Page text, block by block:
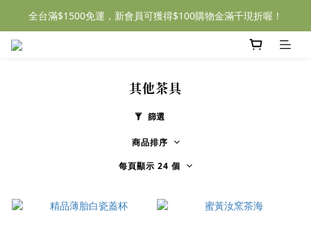
全台滿$1500免運，新會員可獲得$100購物金滿千現折喔！
其他茶具
篩選
商品排序
每頁顯示 24 個